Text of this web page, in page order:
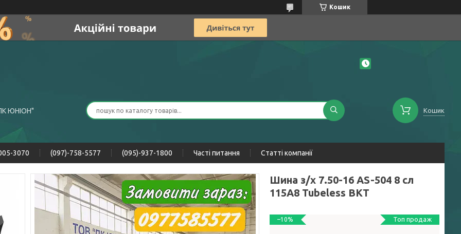
Кошик
ЮНІОН" Кошик
3070 (097)-758-5577 (095)-937-1800 Часті питання Статті компанії
Шина з/х 7.50-16 AS-504 8 сл
115A8 Tubeless BKT
Топ продаж
–10%